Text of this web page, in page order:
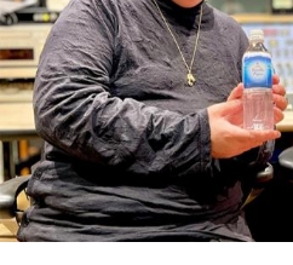
奥迫：なるほど！
江原：うん。もう、色んなとこ
なって何かチャラチャラと「俺
違いしているのでしょう）。ア
がないのね、こういう人ってね
なくて良かったじゃない。
奥迫：良かったですよ！ もう、
人事院の役割について、平野さ
を幸せに』をミッションとして
る環境を整えたり、優秀な人材
りといった、国家公務員の人事
て、日本の行政を支える役割を
す。
国家公務員というと“霞が関で法